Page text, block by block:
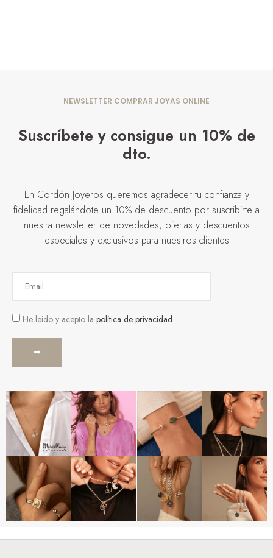
NEWSLETTER COMPRAR JOYAS ONLINE
Suscríbete y consigue un 10% de
dto.
En Cordón Joyeros queremos agradecer tu confianza y
fidelidad regalándote un 10% de descuento por suscribirte a
nuestra newsletter de novedades, ofertas y descuentos
especiales y exclusivos para nuestros clientes
He leído y acepto la política de privacidad